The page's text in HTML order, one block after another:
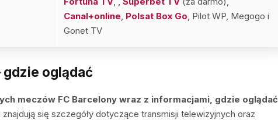
Canal+online, Polsat Box Go, Pilot WP, Megogo i
Gonet TV
gdzie oglądać
meczów FC Barcelony wraz z informacjami, gdzie oglądać
się szczegóły dotyczące transmisji telewizyjnych oraz